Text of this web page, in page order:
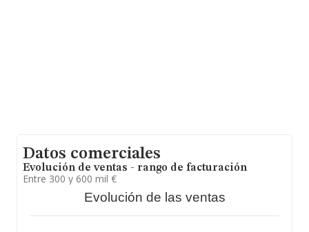
Datos comerciales
Evolución de ventas - rango de facturación
Entre 300 y 600 mil €
Evolución de las ventas